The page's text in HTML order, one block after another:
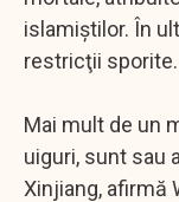
islamiştilor. În
restricţii sporite.
Mai mult de un
uiguri, sunt sau
Xinjiang, afirmă